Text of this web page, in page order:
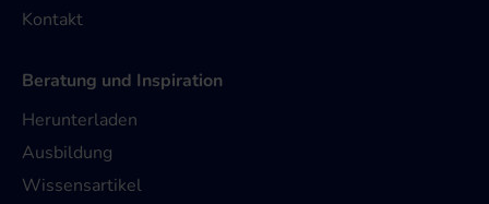
Kontakt
Beratung und Inspiration
Herunterladen
Ausbildung
Wissensartikel